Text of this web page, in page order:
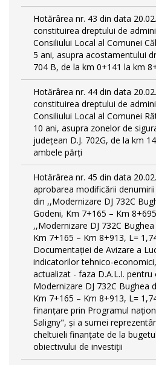
Hotărârea nr. 43 din data
constituirea dreptului de
Consiliului Local al Comunei
5 ani, asupra acostamentului
704 B, de la km 0+141 la km
Hotărârea nr. 44 din data
constituirea dreptului de
Consiliului Local al Comunei
10 ani, asupra zonelor de
județean D.J. 702G, de la km
ambele părți
Hotărârea nr. 45 din data
aprobarea modificării
din ,,Modernizare DJ 732C
Godeni, Km 7+165 – Km
,,Modernizare DJ 732C
Km 7+165 – Km 8+913, L=
Documentației de Avizare a
indicatorilor tehnico-
actualizat - faza D.A.L.I.
Modernizare DJ 732C Bughea
Km 7+165 – Km 8+913, L=
finanțare prin Programul
Saligny", și a sumei
cheltuieli finanțate de la
obiectivului de investiții